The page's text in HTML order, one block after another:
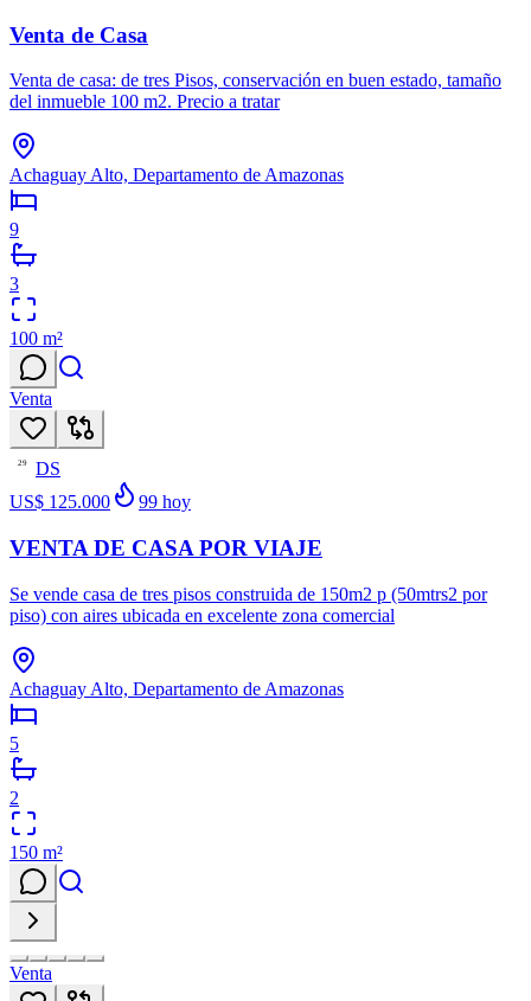
Venta de Casa
Venta de casa: de tres Pisos, conservación en buen estado, tamaño
del inmueble 100 m2. Precio a tratar
Achaguay Alto, Departamento de Amazonas
9
3
100 m²
Venta
29
DS
US$ 125.000
99 hoy
VENTA DE CASA POR VIAJE
Se vende casa de tres pisos construida de 150m2 p (50mtrs2 por
piso) con aires ubicada en excelente zona comercial
Achaguay Alto, Departamento de Amazonas
5
2
150 m²
Venta